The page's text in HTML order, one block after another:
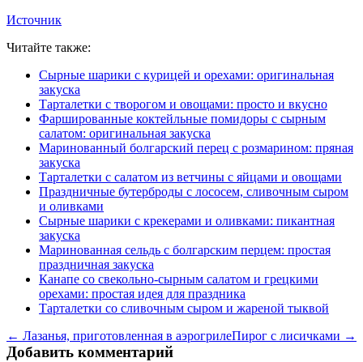
Источник
Читайте также:
Сырные шарики с курицей и орехами: оригинальная
закуска
Тарталетки с творогом и овощами: просто и вкусно
Фаршированные коктейльные помидоры с сырным
салатом: оригинальная закуска
Маринованный болгарский перец с розмарином: пряная
закуска
Тарталетки с салатом из ветчины с яйцами и овощами
Праздничные бутерброды с лососем, сливочным сыром
и оливками
Сырные шарики с крекерами и оливками: пикантная
закуска
Маринованная сельдь с болгарским перцем: простая
праздничная закуска
Канапе со свекольно-сырным салатом и грецкими
орехами: простая идея для праздника
Тарталетки со сливочным сыром и жареной тыквой
← Лазанья, приготовленная в аэрогрилеПирог с лисичками →
Добавить комментарий